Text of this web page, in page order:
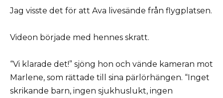
Jag visste det för att Ava livesände från flygplatsen.
Videon började med hennes skratt.
“Vi klarade det!” sjöng hon och vände kameran mot
Marlene, som rättade till sina pärlörhängen. “Inget
skrikande barn, ingen sjukhuslukt, ingen